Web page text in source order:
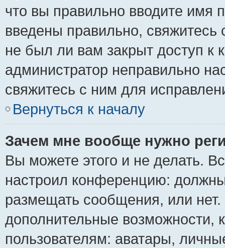
что вы правильно вводите имя
введены правильно,
не был ли вам закрыт доступ к
администратор неправильно
свяжитесь с ним для
Вернуться к началу
Зачем мне вообще нужно
Вы можете этого и не делать.
настроил конференцию:
размещать сообщения, или
дополнительные
пользователям: аватары,